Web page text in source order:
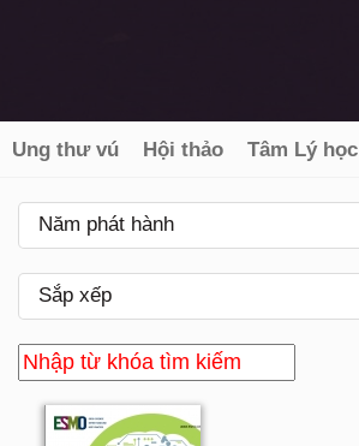
Ung thư vú Hội thảo Tâm Lý học